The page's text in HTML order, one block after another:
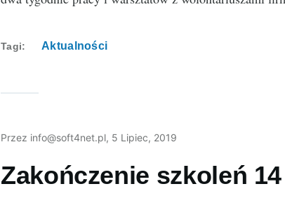
Tagi Aktualności
Przez info@soft4net.pl, 5 Lipiec, 2019
Zakończenie szkoleń